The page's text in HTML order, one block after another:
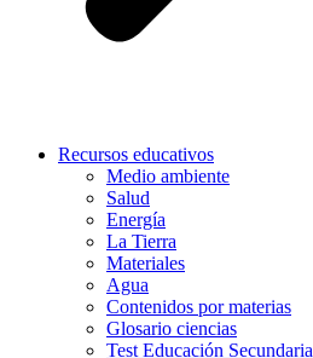
Recursos educativos
Medio ambiente
Salud
Energía
La Tierra
Materiales
Agua
Contenidos por materias
Glosario ciencias
Test Educación Secundaria